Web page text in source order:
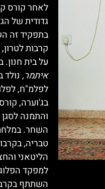
לאחר קורס
גדודית של
בתפקיד זה
קרבות
על בית חנון. ב-1949 השתחררה
איתמר,
לפלמ"ח,
והתמנה
השחר.
טבריה,
הליטאני
למפקד
השתתף